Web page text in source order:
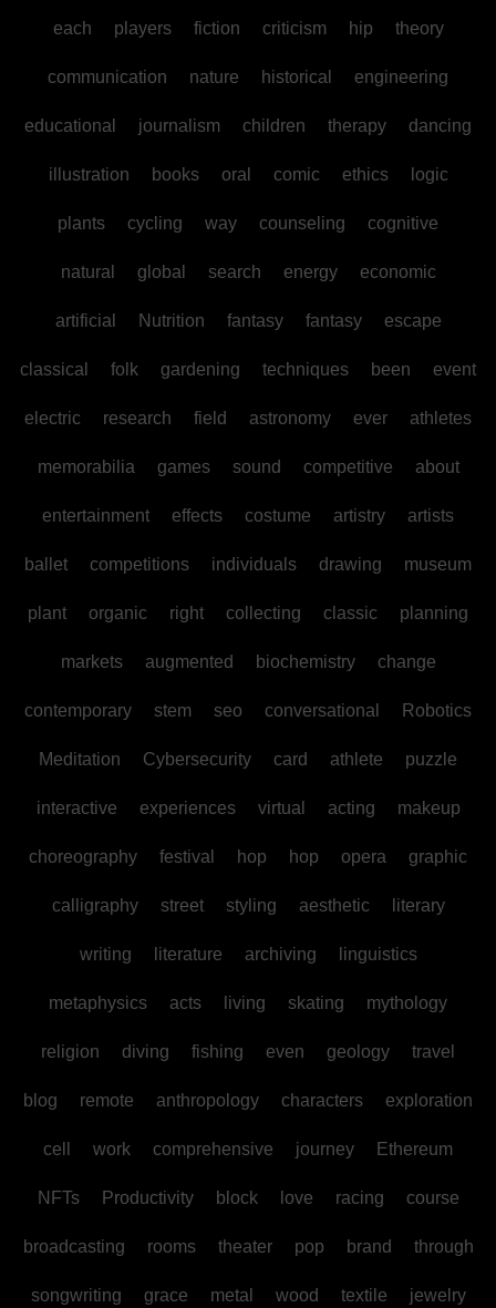
each players fiction criticism hip theory
communication nature historical engineering
educational journalism children therapy dancing
illustration books oral comic ethics logic
plants cycling way counseling cognitive
natural global search energy economic
artificial Nutrition fantasy fantasy escape
classical folk gardening techniques been event
electric research field astronomy ever athletes
memorabilia games sound competitive about
entertainment effects costume artistry artists
ballet competitions individuals drawing museum
plant organic right collecting classic planning
markets augmented biochemistry change
contemporary stem seo conversational Robotics
Meditation Cybersecurity card athlete puzzle
interactive experiences virtual acting makeup
choreography festival hop hop opera graphic
calligraphy street styling aesthetic literary
writing literature archiving linguistics
metaphysics acts living skating mythology
religion diving fishing even geology travel
blog remote anthropology characters exploration
cell work comprehensive journey Ethereum
NFTs Productivity block love racing course
broadcasting rooms theater pop brand through
songwriting grace metal wood textile jewelry